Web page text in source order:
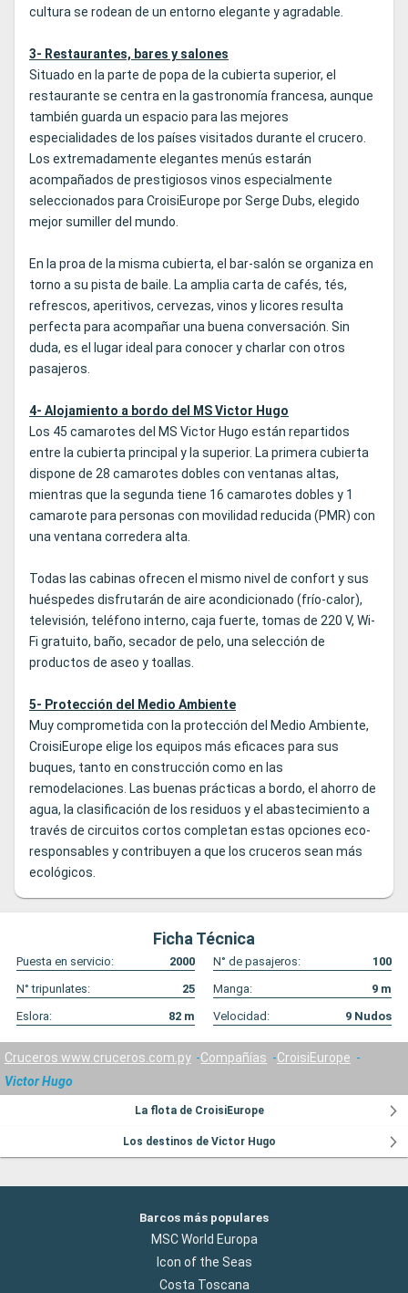
cultura se rodean de un entorno elegante y agradable.
3- Restaurantes, bares y salones
Situado en la parte de popa de la cubierta superior, el
restaurante se centra en la gastronomía francesa, aunque
también guarda un espacio para las mejores
especialidades de los países visitados durante el crucero.
Los extremadamente elegantes menús estarán
acompañados de prestigiosos vinos especialmente
seleccionados para CroisiEurope por Serge Dubs, elegido
mejor sumiller del mundo.
En la proa de la misma cubierta, el bar-salón se organiza en
torno a su pista de baile. La amplia carta de cafés, tés,
refrescos, aperitivos, cervezas, vinos y licores resulta
perfecta para acompañar una buena conversación. Sin
duda, es el lugar ideal para conocer y charlar con otros
pasajeros.
4- Alojamiento a bordo del MS Victor Hugo
Los 45 camarotes del MS Victor Hugo están repartidos
entre la cubierta principal y la superior. La primera cubierta
dispone de 28 camarotes dobles con ventanas altas,
mientras que la segunda tiene 16 camarotes dobles y 1
camarote para personas con movilidad reducida (PMR) con
una ventana corredera alta.
Todas las cabinas ofrecen el mismo nivel de confort y sus
huéspedes disfrutarán de aire acondicionado (frío-calor),
televisión, teléfono interno, caja fuerte, tomas de 220 V, Wi-
Fi gratuito, baño, secador de pelo, una selección de
productos de aseo y toallas.
5- Protección del Medio Ambiente
Muy comprometida con la protección del Medio Ambiente,
CroisiEurope elige los equipos más eficaces para sus
buques, tanto en construcción como en las
remodelaciones. Las buenas prácticas a bordo, el ahorro de
agua, la clasificación de los residuos y el abastecimiento a
través de circuitos cortos completan estas opciones eco-
responsables y contribuyen a que los cruceros sean más
ecológicos.
Ficha Técnica
Puesta en servicio: 2000 N° de pasajeros:
100
N° tripunlates:
25 Manga: 9 m
Eslora:
82 m Velocidad: 9 Nudos
Cruceros www.cruceros.com.py Compañías
CroisiEurope
Victor Hugo
La flota de CroisiEurope
Los destinos de Victor Hugo
Barcos más populares
MSC World Europa
Icon of the Seas
Costa Toscana